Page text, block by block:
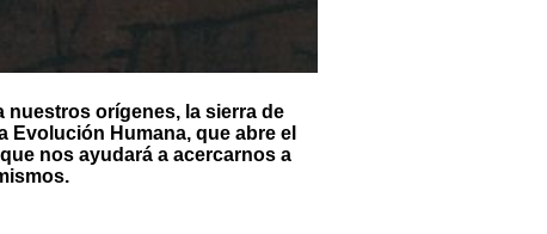
nuestros orígenes, la sierra de
Evolución Humana, que abre el
nos ayudará a acercarnos a